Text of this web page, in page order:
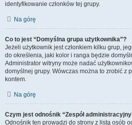
identyfikowanie członków tej grupy.
Na górę
Co to jest “Domyślna grupa użytkownika”?
Jeżeli użytkownik jest członkiem kilku grup,
do określenia, jaki kolor i ranga będzie
Administrator witryny może nadać
domyślnej grupy. Wówczas można to zrobić z
kontem.
Na górę
Czym jest odnośnik “Zespół
Odnośnik ten prowadzi do strony z listą osób